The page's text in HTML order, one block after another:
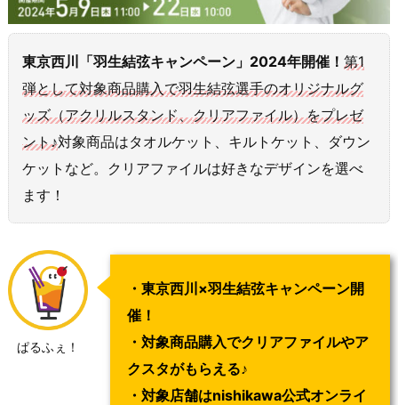
東京西川「羽生結弦キャンペーン」2024年開催！ 第1
弾として対象商品購入で羽生結弦選手のオリジナルグ
ッズ（アクリルスタンド、クリアファイル）をプレゼ
ント♪対象商品はタオルケット、キルトケット、ダウン
ケットなど。クリアファイルは好きなデザインを選べ
ます！
ぱるふぇ！
・東京西川×羽生結弦キャンペーン開
催！
・対象商品購入でクリアファイルやア
クスタがもらえる♪
・対象店舗はnishikawa公式オンライ